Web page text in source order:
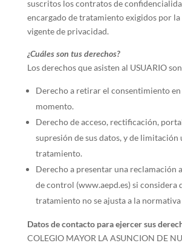
suscritos los contratos de
encargado de tratamiento exigidos por
vigente de privacidad.
¿Cuáles son tus derechos?
Los derechos que asisten al USUARIO
Derecho a retirar el consentimiento
momento.
Derecho de acceso, rectificación,
supresión de sus datos, y de limitación
tratamiento.
Derecho a presentar una reclamación
de control (www.aepd.es) si considera
tratamiento no se ajusta a la normativa
Datos de contacto para ejercer sus
COLEGIO MAYOR LA ASUNCION DE